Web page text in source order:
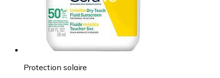
Protection solaire